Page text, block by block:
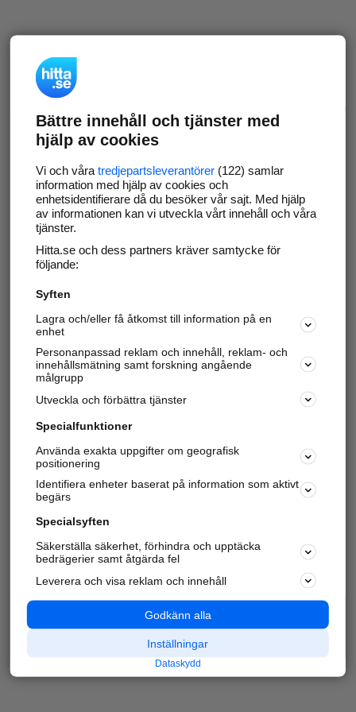
Bättre innehåll och tjänster med
hjälp av cookies
Vi och våra tredjepartsleverantörer(122) samlar
information med hjälp av cookies och
enhetsidentifierare då du besöker vår sajt. Med hjälp
av informationen kan vi utveckla vårt innehåll och våra
tjänster.
Hitta.se och dess partners kräver samtycke för
följande:
Syften
Lagra och/eller få åtkomst till information på en
enhet
Personanpassad reklam och innehåll, reklam- och
innehållsmätning samt forskning angående
målgrupp
Utveckla och förbättra tjänster
Specialfunktioner
Använda exakta uppgifter om geografisk
positionering
Identifiera enheter baserat på information som aktivt
begärs
Specialsyften
Säkerställa säkerhet, förhindra och upptäcka
bedrägerier samt åtgärda fel
Leverera och visa reklam och innehåll
Godkänn alla
Inställningar
Dataskydd